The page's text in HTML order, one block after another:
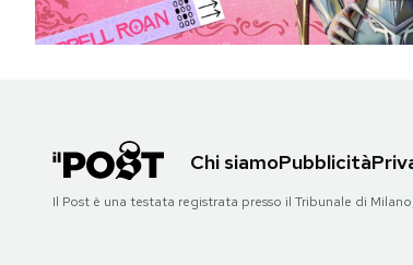
Chi siamoPubblicità
Il Post è una testata registrata presso il Tribunale di